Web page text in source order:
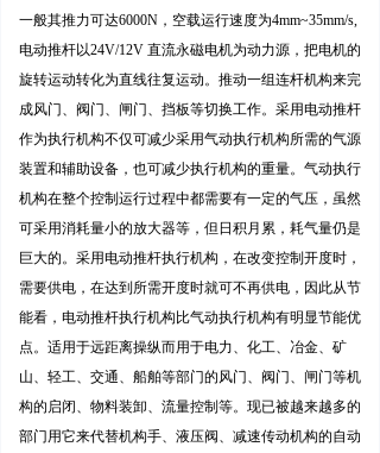
一般其推力可达6000N ，空载运行速度为4mm~35mm/s,
电动推杆以24V/12V 直流永磁电机为动力源，把电机的
旋转运动转化为直线往复运动。推动一组连杆机构来完
成风门、阀门、闸门、挡板等切换工作。采用电动推杆
作为执行机构不仅可减少采用气动执行机构所需的气源
装置和辅助设备，也可减少执行机构的重量。气动执行
机构在整个控制运行过程中都需要有一定的气压，虽然
可采用消耗量小的放大器等，但日积月累，耗气量仍是
巨大的。采用电动推杆执行机构，在改变控制开度时，
需要供电，在达到所需开度时就可不再供电，因此从节
能看，电动推杆执行机构比气动执行机构有明显节能优
点。适用于远距离操纵而用于电力、化工、冶金、矿
山、轻工、交通、船舶等部门的风门、阀门、闸门等机
构的启闭、物料装卸、流量控制等。现已被越来越多的
部门用它来代替机构手、液压阀、减速传动机构的自动